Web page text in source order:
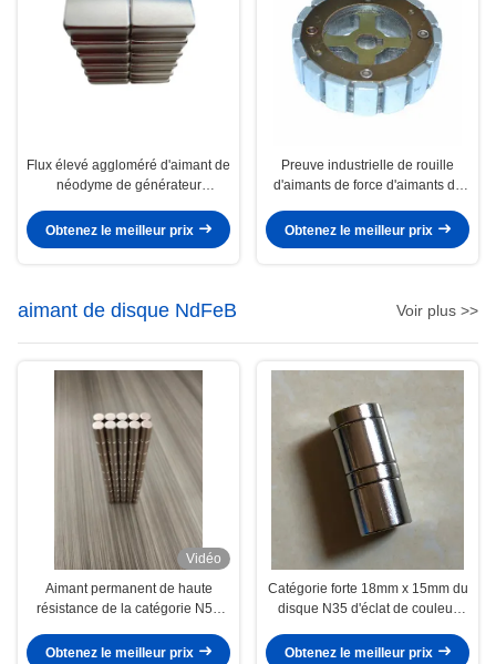
Flux élevé aggloméré d'aimant de
néodyme de générateur
Obtenez le meilleur prix
Preuve industrielle de rouille
d'aimants de force d'aimants de
d'arc
Obtenez le meilleur prix
aimant de disque NdFeB Voir plus >>
Vidéo
Aimant permanent de haute
résistance de la catégorie N52
aimants forts superbes de disque
Obtenez le meilleur prix
Catégorie forte 18mm x 15mm du
disque N35 d'éclat de couleur
Obtenez le meilleur prix